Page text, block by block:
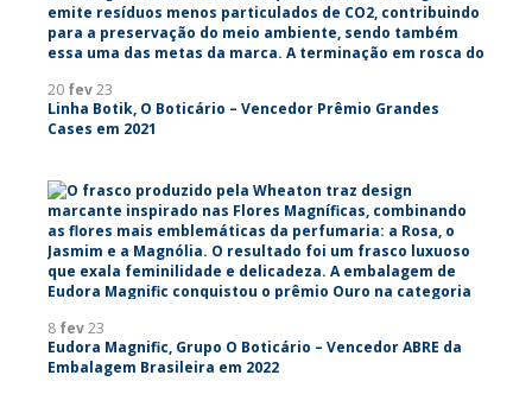
20 fev23
Linha Botik, O Boticário – Vencedor Prêmio Grandes
Cases em 2021
8 fev23
Eudora Magnific, Grupo O Boticário – Vencedor ABRE da
Embalagem Brasileira em 2022